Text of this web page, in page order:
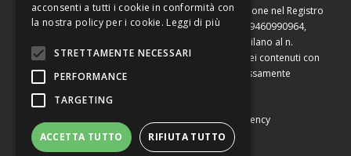
Capitale sociale di Euro 10.000,00 – Numero di iscrizione nel Registro
delle Imprese di Milano, partita Iva e codice fiscale 09460990964,
iscritta al Repertorio Economico Amministrativo di Milano al n.
2091710. È vietata la riproduzione, anche parziale, dei contenuti con
qualsiasi mezzo, compresa la stampa, se non espressamente
Copyright © Converting srl | Privacy Policy|Web Agency
acconsenti a tutti i cookie in conformità con
la nostra policy per i cookie. Leggi di più
STRETTAMENTE NECESSARI
PERFORMANCE
TARGETING
ACCETTA TUTTO RIFIUTA TUTTO